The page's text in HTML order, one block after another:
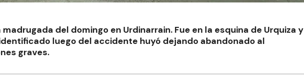
del domingo en Urdinarrain. Fue en la esquina de Urquiza y
luego del accidente huyó dejando abandonado al
graves.